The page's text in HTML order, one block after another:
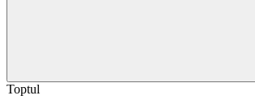
Toptul